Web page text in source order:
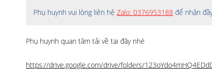
Phụ huynh vui lòng liên hệ Zalo: 0376953188 để nhận
Phụ huynh quan tâm tải về tại đây nhé
https://drive.google.com/drive/folders/